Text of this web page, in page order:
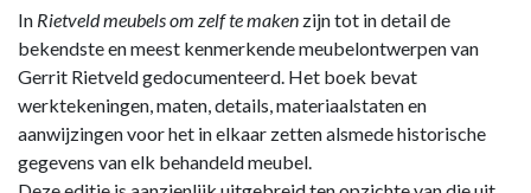
In Rietveld meubels om zelf te maken zijn tot in detail de
bekendste en meest kenmerkende meubelontwerpen van
Gerrit Rietveld gedocumenteerd. Het boek bevat
werktekeningen, maten, details, materiaalstaten en
aanwijzingen voor het in elkaar zetten alsmede historische
gegevens van elk behandeld meubel.